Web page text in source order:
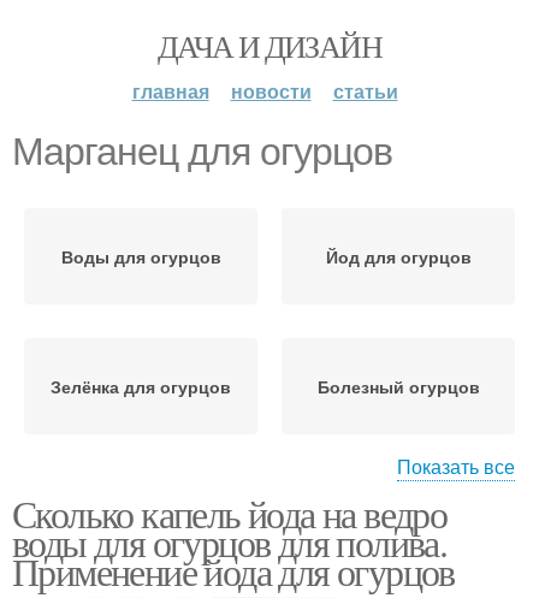
ДАЧА И ДИЗАЙН
главная новости статьи
Марганец для огурцов
Воды для огурцов Йод для огурцов
Зелёнка для огурцов Болезный огурцов
Огурцов с молоком
Показать все
Сколько капель йода на ведро
воды для огурцов для полива.
Применение йода для огурцов